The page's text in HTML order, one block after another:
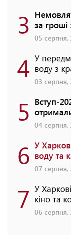
3 за гроші
05
4 У
воду з
03
5 Вступ-
04
6 У
воду та
07
7 У
кіно та
06